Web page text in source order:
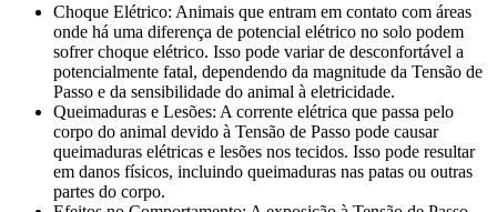
Choque Elétrico: Animais que entram em contato com áreas
onde há uma diferença de potencial elétrico no solo podem
sofrer choque elétrico. Isso pode variar de desconfortável a
potencialmente fatal, dependendo da magnitude da Tensão de
Passo e da sensibilidade do animal à eletricidade.
Queimaduras e Lesões: A corrente elétrica que passa pelo
corpo do animal devido à Tensão de Passo pode causar
queimaduras elétricas e lesões nos tecidos. Isso pode resultar
em danos físicos, incluindo queimaduras nas patas ou outras
partes do corpo.